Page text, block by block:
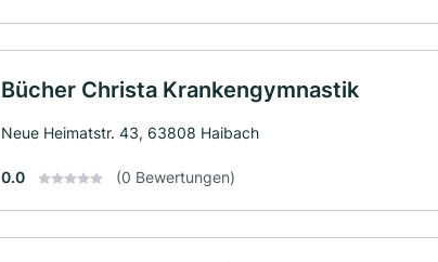
Bücher Christa Krankengymnastik
Neue Heimatstr. 43, 63808 Haibach
0.0 (0 Bewertungen)